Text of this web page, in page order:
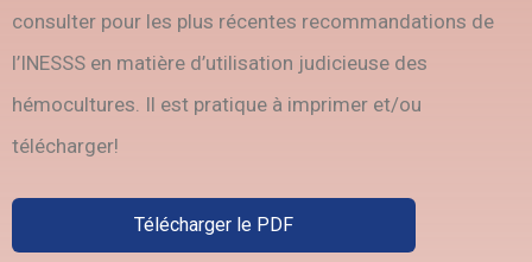
consulter pour les plus récentes recommandations de
l’INESSS en matière d’utilisation judicieuse des
hémocultures. Il est pratique à imprimer et/ou
télécharger!
Télécharger le PDF